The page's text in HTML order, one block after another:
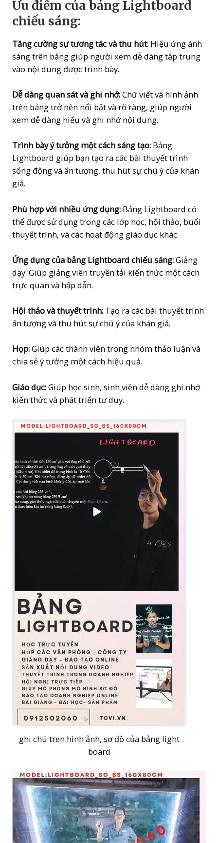
Ưu điểm của bảng Lightboard
chiếu sáng:
Tăng cường sự tương tác và thu hút: Hiệu ứng ánh
sáng trên bảng giúp người xem dễ dàng tập trung
vào nội dung được trình bày.
Dễ dàng quan sát và ghi nhớ:Chữ viết và hình ảnh
trên bảng trở nên nổi bật và rõ ràng, giúp người
xem dễ dàng hiểu và ghi nhớ nội dung.
Trình bày ý tưởng một cách sáng tạo: Bảng
Lightboard giúp bạn tạo ra các bài thuyết trình
sống động và ấn tượng, thu hút sự chú ý của khán
giả.
Phù hợp với nhiều ứng dụng: Bảng Lightboard có
thể được sử dụng trong các lớp học, hội thảo, buổi
thuyết trình, và các hoạt động giáo dục khác.
Ứng dụng của bảng Lightboard chiếu sáng:Giảng
dạy: Giúp giảng viên truyền tải kiến thức một cách
trực quan và hấp dẫn.
Hội thảo và thuyết trình: Tạo ra các bài thuyết trình
ấn tượng và thu hút sự chú ý của khán giả.
Họp:Giúp các thành viên trong nhóm thảo luận và
chia sẻ ý tưởng một cách hiệu quả.
Giáo dục:Giúp học sinh, sinh viên dễ dàng ghi nhớ
kiến thức và phát triển tư duy.
ghi chú tren hình ảnh, sơ đồ của bảng light
board